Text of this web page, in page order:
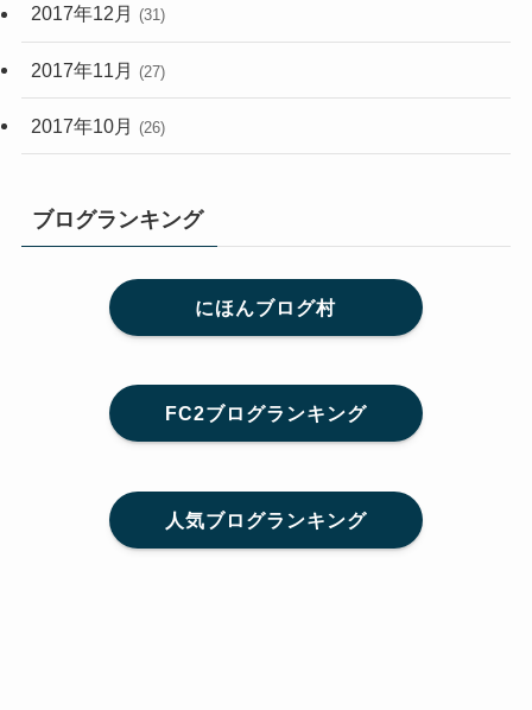
2017年12月 (31)
2017年11月 (27)
2017年10月 (26)
ブログランキング
にほんブログ村
FC2ブログランキング
人気ブログランキング